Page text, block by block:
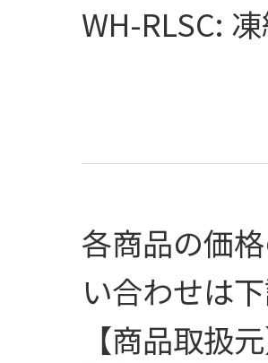
WH-RLSC:
各商品の価
い合わせは
【商品取扱